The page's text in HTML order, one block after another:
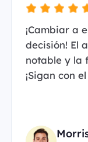
¡Cambiar a
decisión! El
notable y la
¡Sigan con